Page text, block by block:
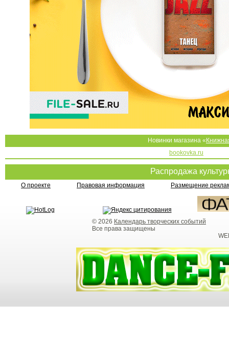
Новинки магазина «
bookovka.ru
Распродажа
О проекте Правовая информация Размещение
© 2026 Календарь творческих событий
Все права защищены